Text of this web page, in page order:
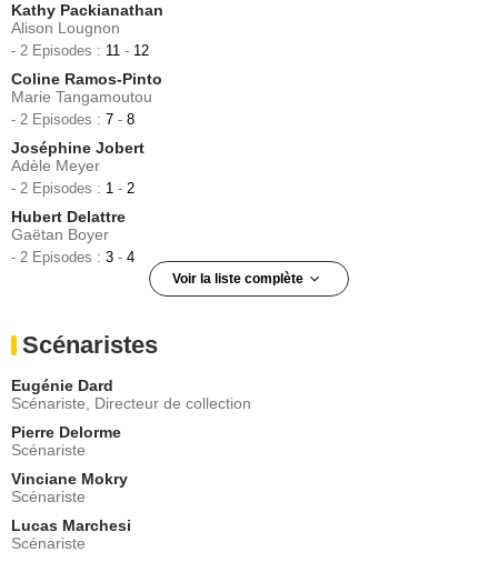
Kathy Packianathan
Alison Lougnon
- 2 Episodes : 11 - 12
Coline Ramos-Pinto
Marie Tangamoutou
- 2 Episodes : 7 - 8
Joséphine Jobert
Adèle Meyer
- 2 Episodes : 1 - 2
Hubert Delattre
Gaëtan Boyer
- 2 Episodes : 3 - 4
Voir la liste complète
- 2 Episodes :5-6
Arnaud Lepeltier
- 2 Episodes :9-10
François-Dominique Blin
Valentin Ferrot
- 2 Episodes : 11-
Noah Kouyate
Alexis Delporte
- 2 Episodes :
Scénaristes
Eugénie Dard
Scénariste, Directeur de collection
Pierre Delorme
Scénariste
Vinciane Mokry
Scénariste
Lucas Marchesi
Scénariste